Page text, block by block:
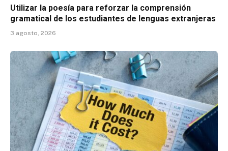
Utilizar la poesía para reforzar la comprensión
gramatical de los estudiantes de lenguas extranjeras
3 agosto, 2026